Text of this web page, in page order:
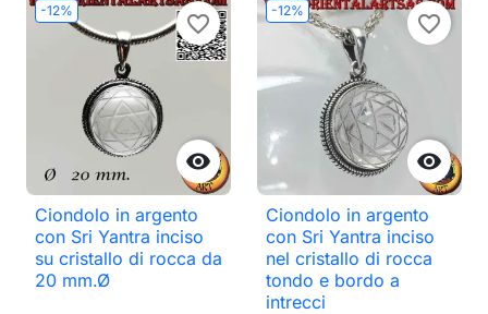
-12%

favorite_border
Ciondolo in argento
con Sri Yantra inciso
su cristallo di rocca da
20 mm.Ø
-12%

favorite_border
Ciondolo in argento
con Sri Yantra inciso
nel cristallo di rocca
tondo e bordo a
intrecci